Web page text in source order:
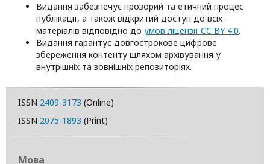
Видання забезпечує прозорий та етичний процес
публікації, а також відкритий доступ до всіх
матеріалів відповідно до умов ліцензії CC BY 4.0.
Видання гарантує довгострокове цифрове
збереження контенту шляхом архівування у
внутрішніх та зовнішніх репозиторіях.
ISSN 2409-3173 (Online)
ISSN 2075-1893 (Print)
Мова